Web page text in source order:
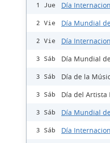
1 Jue Día
2 Vie Día Mundial
2 Vie Día
3 Sáb Día Mundial
3 Sáb Día de la
3 Sáb Día del
3 Sáb Día Mundial
3 Sáb Día